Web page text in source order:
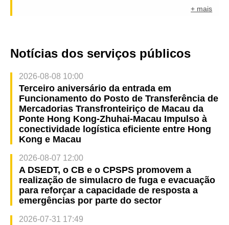
+ mais
Notícias dos serviços públicos
2026-08-08 10:00
Terceiro aniversário da entrada em
Funcionamento do Posto de Transferência de
Mercadorias Transfronteiriço de Macau da
Ponte Hong Kong-Zhuhai-Macau Impulso à
conectividade logística eficiente entre Hong
Kong e Macau
2026-08-07 12:00
A DSEDT, o CB e o CPSPS promovem a
realização de simulacro de fuga e evacuação
para reforçar a capacidade de resposta a
emergências por parte do sector
2026-07-31 17:49